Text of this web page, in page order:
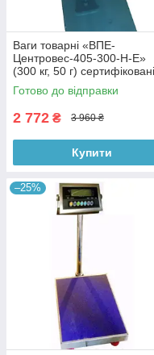
Ваги товарні «ВПЕ-
Центровес-405-300-Н-Е»
(300 кг, 50 г)
повіркою
Готово до відправки
2 772 ₴ 3 960 ₴
Купити
–25%